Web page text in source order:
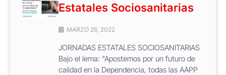
Estatales Sociosanitarias
MARZO 26, 2022
JORNADAS ESTATALES SOCIOSANITARIAS
Bajo el lema: "Apostemos por un futuro de
calidad en la Dependencia, todas las AAPP